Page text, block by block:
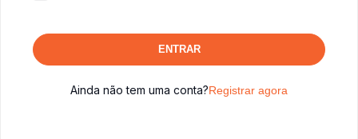
ENTRAR
Ainda não tem uma conta?Registrar agora